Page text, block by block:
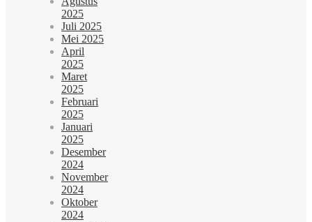
2025
Juli 2025
Mei 2025
April
2025
Maret
2025
Februari
2025
Januari
2025
Desember
2024
November
2024
Oktober
2024